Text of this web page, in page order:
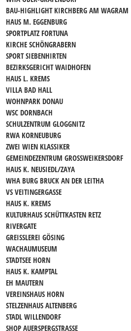
BAU-HIGHLIGHT KIRCHBERG AM WAGRAM
HAUS M. EGGENBURG
SPORTPLATZ FORTUNA
KIRCHE SCHÖNGRABERN
SPORT SIEBENHIRTEN
BEZIRKSGERICHT WAIDHOFEN
HAUS L. KREMS
VILLA BAD HALL
WOHNPARK DONAU
WSC DORNBACH
SCHULZENTRUM GLOGGNITZ
RWA KORNEUBURG
ZWEI WIEN KLASSIKER
GEMEINDEZENTRUM GROSSWEIKERSDORF
HAUS K. NEUSIEDL/ZAYA
WHA BURG BRUCK AN DER LEITHA
VS VEITINGERGASSE
HAUS K. KREMS
KULTURHAUS SCHÜTTKASTEN RETZ
RIVERGATE
GREISSLEREI GÖSING
WACHAUMUSEUM
STADTSEE HORN
HAUS K. KAMPTAL
EH MAUTERN
VEREINSHAUS HORN
STELZENHAUS ALTENBERG
STADL WILLENDORF
SHOP AUERSPERGSTRASSE